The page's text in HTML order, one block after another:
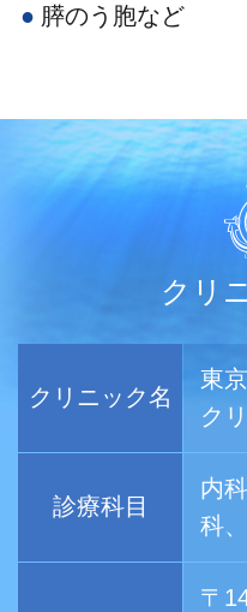
膵のう胞など
クリ
クリニック名
東
ク
診療科目
内
科
〒